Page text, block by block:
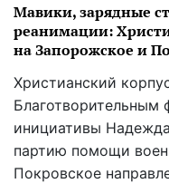
Мавики, зарядные
реанимации:
на Запорожское и
Христианский
инициативы
партию помощи
Покровское